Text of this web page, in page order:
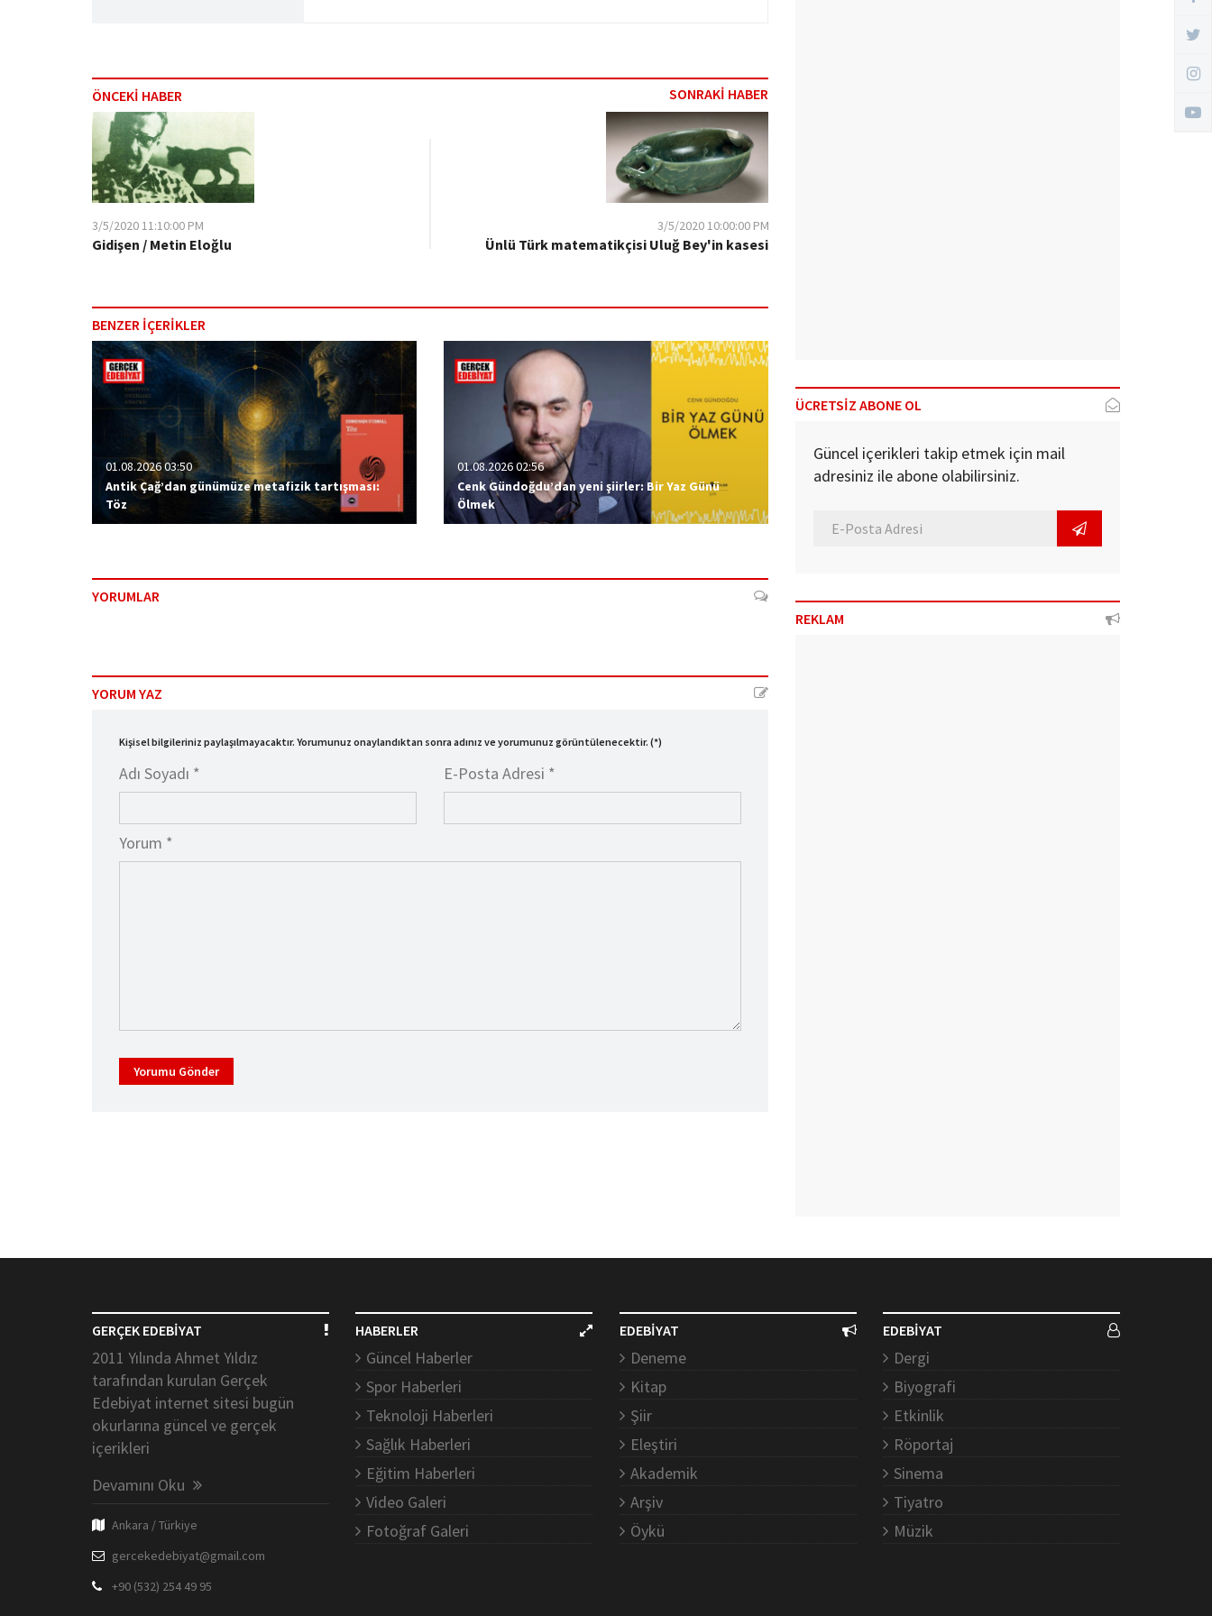
ÖNCEKİ HABER SONRAKİ HABER
3/5/2020 11:10:00 PM
Gidişen / Metin Eloğlu
3/5/2020 10:00:00 PM
Ünlü Türk matematikçisi Uluğ Bey'in kasesi
BENZER İÇERİKLER
01.08.2026 03:50
Antik Çağ’dan günümüze metafizik tartışması:
Töz
01.08.2026 02:56
Cenk Gündoğdu’dan yeni şiirler: Bir Yaz Günü
Ölmek
YORUMLAR
YORUM YAZ
Kişisel bilgileriniz paylaşılmayacaktır. Yorumunuz onaylandıktan sonra adınız ve yorumunuz görüntülenecektir. (*)
Adı Soyadı * E-Posta Adresi *
Yorum *
Yorumu Gönder
ÜCRETSİZ ABONE OL
Güncel içerikleri takip etmek için mail
adresiniz ile abone olabilirsiniz.
REKLAM
GERÇEK EDEBİYAT
2011 Yılında Ahmet Yıldız
tarafından kurulan Gerçek
Edebiyat internet sitesi bugün
okurlarına güncel ve gerçek
içerikleri
Devamını Oku
Ankara / Türkiye
gercekedebiyat@gmail.com
+90 (532) 254 49 95
HABERLER
Güncel Haberler
Spor Haberleri
Teknoloji Haberleri
Sağlık Haberleri
Eğitim Haberleri
Video Galeri
Fotoğraf Galeri
EDEBİYAT
Deneme
Kitap
Şiir
Eleştiri
Akademik
Arşiv
Öykü
EDEBİYAT
Dergi
Biyografi
Etkinlik
Röportaj
Sinema
Tiyatro
Müzik